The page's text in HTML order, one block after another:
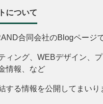
について
合同会社のBlogページで
ィング、WEBデザイン、
情報、など
する情報を公開してまいり